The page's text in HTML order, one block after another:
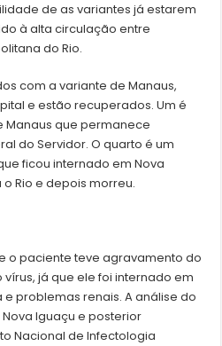
de as variantes já estarem
à alta circulação entre
do Rio.
com a variante de Manaus,
e estão recuperados. Um é
Manaus que permanece
do Servidor. O quarto é um
ficou internado em Nova
Rio e depois morreu.
o paciente teve agravamento do
já que ele foi internado em
problemas renais. A análise do
Iguaçu e posterior
Nacional de Infectologia